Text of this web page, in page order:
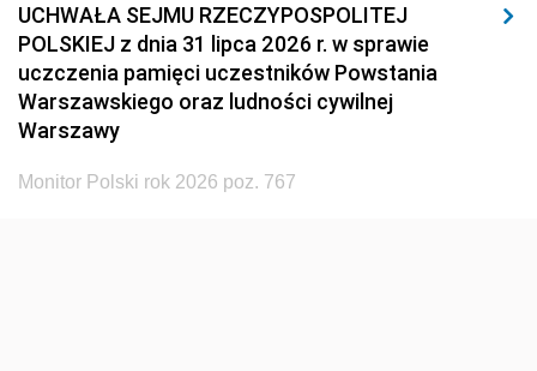
UCHWAŁA SEJMU RZECZYPOSPOLITEJ
POLSKIEJ z dnia 31 lipca 2026 r. w sprawie
uczczenia pamięci uczestników Powstania
Warszawskiego oraz ludności cywilnej
Warszawy
Monitor Polski rok 2026 poz. 767